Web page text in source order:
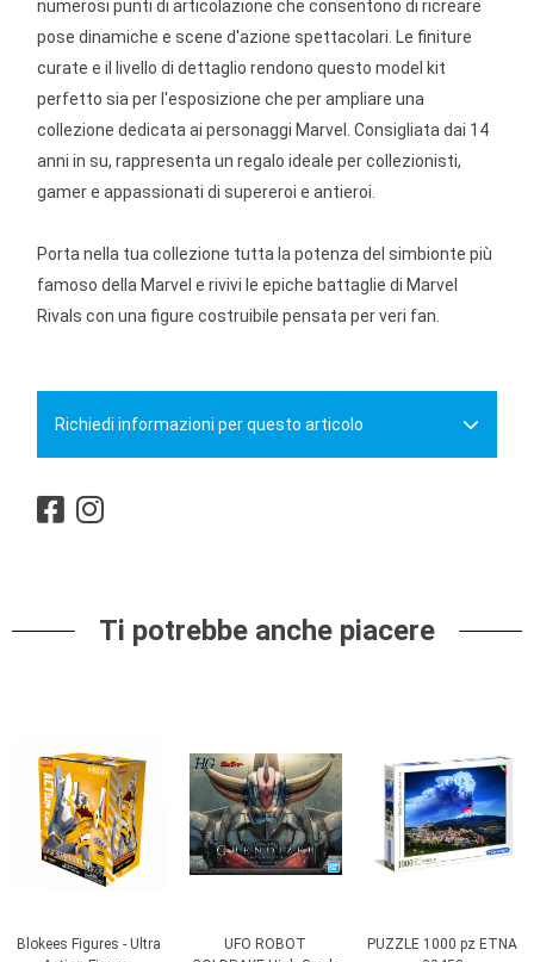
numerosi punti di articolazione che consentono di ricreare
pose dinamiche e scene d'azione spettacolari. Le finiture
curate e il livello di dettaglio rendono questo model kit
perfetto sia per l'esposizione che per ampliare una
collezione dedicata ai personaggi Marvel. Consigliata dai 14
anni in su, rappresenta un regalo ideale per collezionisti,
gamer e appassionati di supereroi e antieroi.
Porta nella tua collezione tutta la potenza del simbionte più
famoso della Marvel e rivivi le epiche battaglie di Marvel
Rivals con una figure costruibile pensata per veri fan.
Richiedi informazioni per questo articolo
Ti potrebbe anche piacere
Blokees Figures - Ultra
UFO ROBOT
PUZZLE 1000 pz ETNA